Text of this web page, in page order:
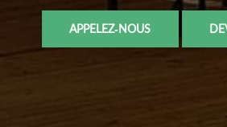
APPELEZ-NOUS